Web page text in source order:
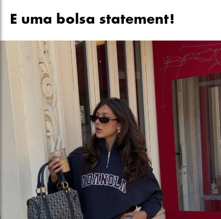
E uma bolsa statement!